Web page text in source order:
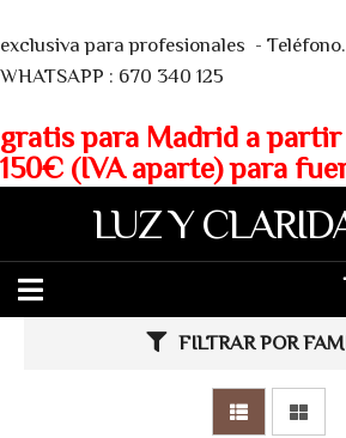
exclusiva para profesionales -
WHATSAPP : 670 340 125
gratis para Madrid a
150€ (IVA aparte) para
LUZ Y
FILTRAR POR